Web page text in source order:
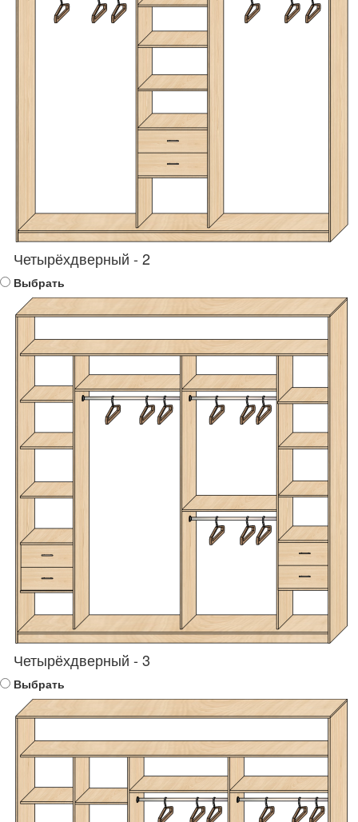
Четырёхдверный - 2
Выбрать
Четырёхдверный - 3
Выбрать